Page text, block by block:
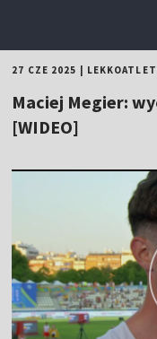
27 CZE 2025
Maciej Megier:
[WIDEO]